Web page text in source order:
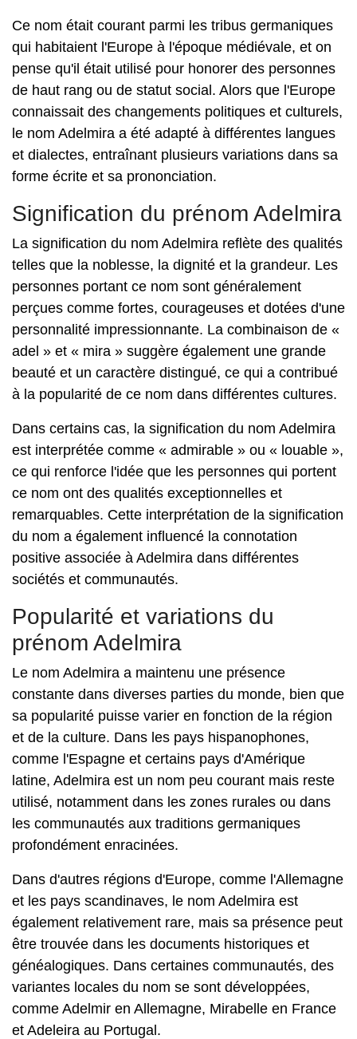
Ce nom était courant parmi les tribus germaniques
qui habitaient l'Europe à l'époque médiévale, et on
pense qu'il était utilisé pour honorer des personnes
de haut rang ou de statut social. Alors que l'Europe
connaissait des changements politiques et culturels,
le nom Adelmira a été adapté à différentes langues
et dialectes, entraînant plusieurs variations dans sa
forme écrite et sa prononciation.
Signification du prénom Adelmira
La signification du nom Adelmira reflète des qualités
telles que la noblesse, la dignité et la grandeur. Les
personnes portant ce nom sont généralement
perçues comme fortes, courageuses et dotées d'une
personnalité impressionnante. La combinaison de «
adel » et « mira » suggère également une grande
beauté et un caractère distingué, ce qui a contribué
à la popularité de ce nom dans différentes cultures.
Dans certains cas, la signification du nom Adelmira
est interprétée comme « admirable » ou « louable »,
ce qui renforce l'idée que les personnes qui portent
ce nom ont des qualités exceptionnelles et
remarquables. Cette interprétation de la signification
du nom a également influencé la connotation
positive associée à Adelmira dans différentes
sociétés et communautés.
Popularité et variations du
prénom Adelmira
Le nom Adelmira a maintenu une présence
constante dans diverses parties du monde, bien que
sa popularité puisse varier en fonction de la région
et de la culture. Dans les pays hispanophones,
comme l'Espagne et certains pays d'Amérique
latine, Adelmira est un nom peu courant mais reste
utilisé, notamment dans les zones rurales ou dans
les communautés aux traditions germaniques
profondément enracinées.
Dans d'autres régions d'Europe, comme l'Allemagne
et les pays scandinaves, le nom Adelmira est
également relativement rare, mais sa présence peut
être trouvée dans les documents historiques et
généalogiques. Dans certaines communautés, des
variantes locales du nom se sont développées,
comme Adelmir en Allemagne, Mirabelle en France
et Adeleira au Portugal.